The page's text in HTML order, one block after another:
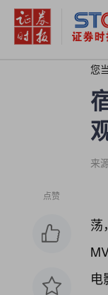
您
来
点赞
荡
电